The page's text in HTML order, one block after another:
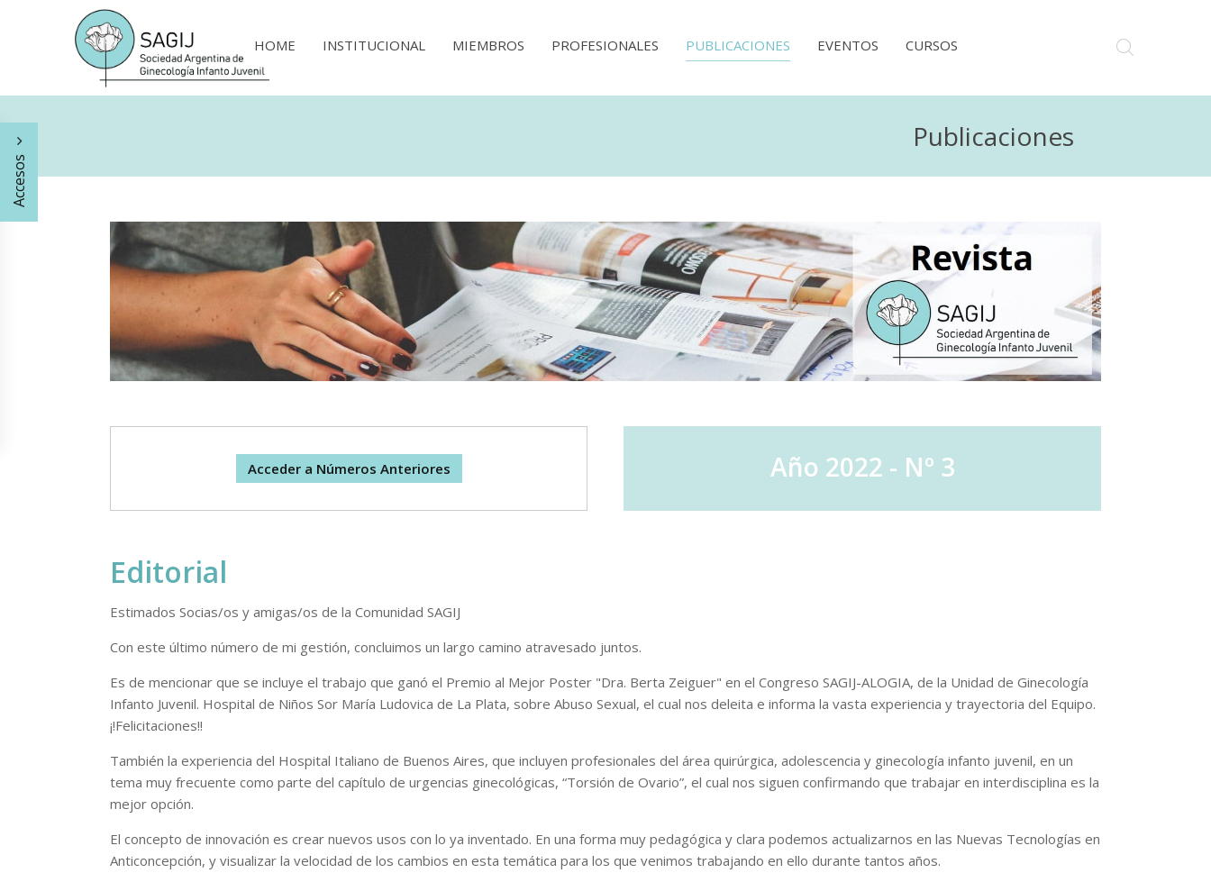
HOME INSTITUCIONAL MIEMBROS PROFESIONALES PUBLICACIONES EVENTOS CURSOS
Accesos
Publicaciones
Acceder a Números Anteriores Año 2022 - Nº 3
Editorial
Estimados Socias/os y amigas/os de la Comunidad SAGIJ
Con este último número de mi gestión, concluimos un largo camino atravesado juntos.
Es de mencionar que se incluye el trabajo que ganó el Premio al Mejor Poster "Dra. Berta Zeiguer" en el Congreso SAGIJ-ALOGIA, de la Unidad de Ginecología
Infanto Juvenil. Hospital de Niños Sor María Ludovica de La Plata, sobre Abuso Sexual, el cual nos deleita e informa la vasta experiencia y trayectoria del Equipo.
¡!Felicitaciones!!
También la experiencia del Hospital Italiano de Buenos Aires, que incluyen profesionales del área quirúrgica, adolescencia y ginecología infanto juvenil, en un
tema muy frecuente como parte del capítulo de urgencias ginecológicas, “Torsión de Ovario”, el cual nos siguen confirmando que trabajar en interdisciplina es la
mejor opción.
El concepto de innovación es crear nuevos usos con lo ya inventado. En una forma muy pedagógica y clara podemos actualizarnos en las Nuevas Tecnologías en
Anticoncepción, y visualizar la velocidad de los cambios en esta temática para los que venimos trabajando en ello durante tantos años.